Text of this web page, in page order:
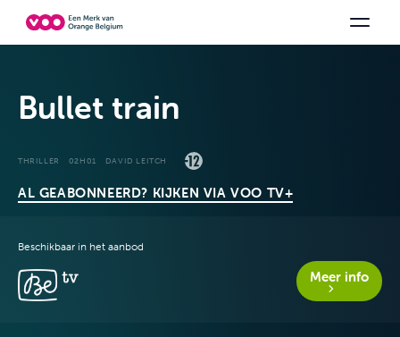
Bullet train
THRILLER 02H01 DAVID LEITCH
AL GEABONNEERD? KIJKEN VIA VOO TV+
Beschikbaar in het aanbod
Meer info